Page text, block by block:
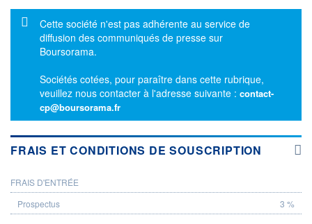
Message d'information
Cette société n'est pas adhérente au service de
diffusion des communiqués de presse sur
Boursorama.
Sociétés cotées, pour paraître dans cette rubrique,
veuillez nous contacter à l'adresse suivante : contact-
cp@boursorama.fr
FRAIS ET CONDITIONS DE SOUSCRIPTION
PROSPECTUS
FRAIS D'ENTRÉE
3 %